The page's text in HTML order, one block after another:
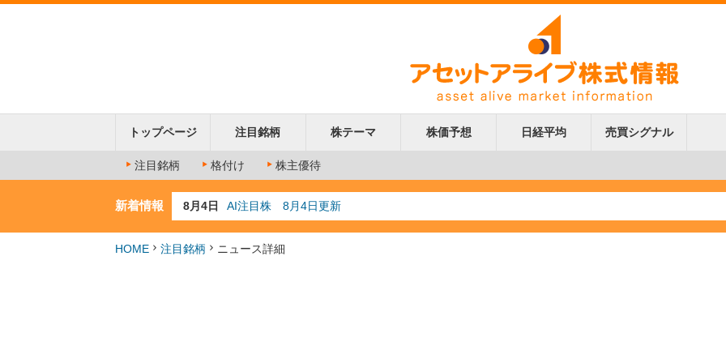
トップページ 注目銘柄 株テーマ 株価予想 日経平均 売買シグナル
注目銘柄 格付け 株主優待
新着情報 8月4日
AI注目株 8月4日更新
8月3日
人気業種注目株 8月3日更新
7月29日
日経225シグナル点灯
HOME 注目銘柄 ニュース詳細